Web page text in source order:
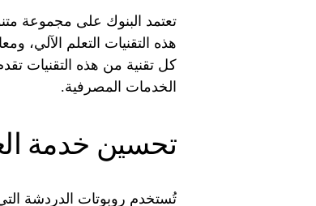
تعتمد البنوك على مجموعة
هذه التقنيات التعلم الآلي،
كل تقنية من هذه التقنيات
الخدمات المصرفية.
تحسين خدمة
تُستخدم روبوتات الدردشة